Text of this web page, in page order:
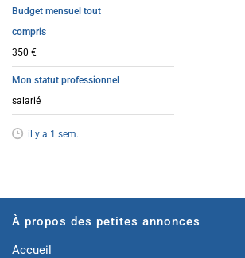
Budget mensuel tout
compris
350 €
Mon statut professionnel
salarié
il y a 1 sem.
À propos des petites annonces
Accueil